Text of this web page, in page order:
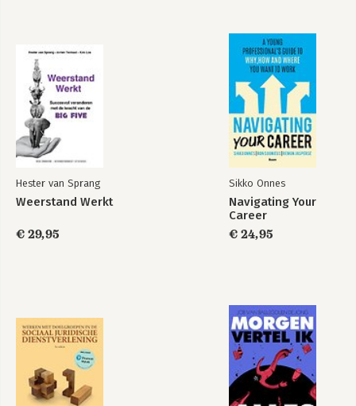
Managen Zonder Macht
helpen managers en leiders om teams
en organisaties te bouwen met een
hoge lat voor prestaties én voor
Meer info: managingwithoutpower.com
Managing Without
Power
Managing Without
Power
Bekijk alle boeken
Hester van Sprang
Weerstand Werkt
€ 29,95
Sikko Onnes
Navigating Your
Career
€ 24,95